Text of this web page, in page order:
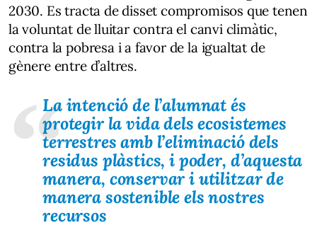
2030. Es tracta de disset compromisos que tenen
la voluntat de lluitar contra el canvi climàtic,
contra la pobresa i a favor de la igualtat de
gènere entre d’altres.
La intenció de l’alumnat és
protegir la vida dels ecosistemes
terrestres amb l’eliminació dels
residus plàstics, i poder, d’aquesta
manera, conservar i utilitzar de
manera sostenible els nostres
recursos